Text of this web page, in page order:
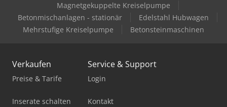
Magnetgekuppelte Kreiselpumpe
Betonmischanlagen - stationär
Edelstahl Hubwagen
Mehrstufige Kreiselpumpe
Betonsteinmaschinen
Verkaufen
Preise & Tarife
Inserate schalten
Service & Support
Login
Kontakt